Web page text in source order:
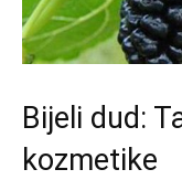
Bijeli dud:
kozmetike